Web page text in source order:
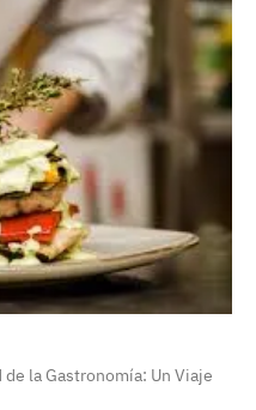
la Gastronomía: Un Viaje